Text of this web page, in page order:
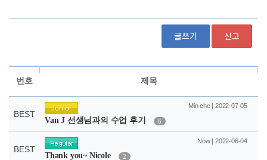
글쓰기 신고